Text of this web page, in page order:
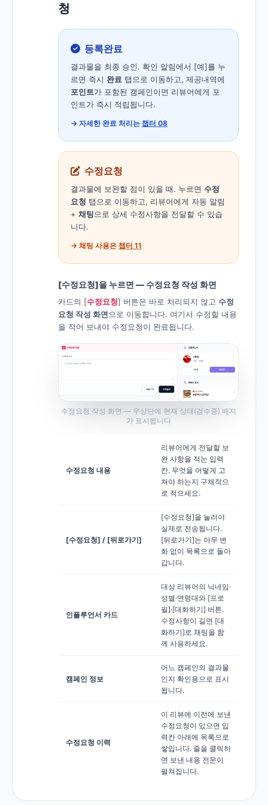
청
등록완료
결과물을 최종 승인. 확인 알림에서 [예]를 누
르면 즉시 완료 탭으로 이동하고, 제공내역에
포인트가 포함된 캠페인이면 리뷰어에게 포
인트가 즉시 적립됩니다.
→ 자세한 완료 처리는 챕터 08
수정요청
결과물에 보완할 점이 있을 때. 누르면 수정
요청 탭으로 이동하고, 리뷰어에게 자동 알림
+ 채팅으로 상세 수정사항을 전달할 수 있습
니다.
→ 채팅 사용은 챕터 11
[수정요청]을 누르면 — 수정요청 작성 화면
카드의 [수정요청] 버튼은 바로 처리되지 않고 수정
요청 작성 화면으로 이동합니다. 여기서 수정할 내용
을 적어 보내야 수정요청이 완료됩니다.
수정요청 작성 화면 — 우상단에 현재 상태(검수중) 배지
가 표시됩니다
수정요청 내용
리뷰어에게 전달할 보
완 사항을 적는 입력
칸. 무엇을 어떻게 고
쳐야 하는지 구체적으
로 적으세요.
[수정요청] / [뒤로가기]
[수정요청]을 눌러야
실제로 전송됩니다.
[뒤로가기]는 아무 변
화 없이 목록으로 돌아
갑니다.
인플루언서 카드
대상 리뷰어의 닉네임·
성별·연령대와 [프로
필]·[대화하기] 버튼.
수정사항이 길면 [대
화하기]로 채팅을 함
께 사용하세요.
캠페인 정보
어느 캠페인의 결과물
인지 확인용으로 표시
됩니다.
수정요청 이력
이 리뷰에 이전에 보낸
수정요청이 있으면 입
력칸 아래에 목록으로
쌓입니다. 줄을 클릭하
면 보낸 내용 전문이
펼쳐집니다.